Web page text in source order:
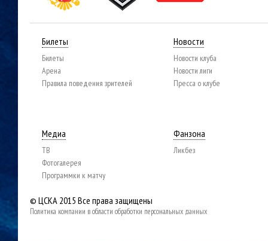
Билеты
Билеты
Арена
Правила поведения зрителей
Новости
Новости клуба
Новости лиги
Пресса о клубе
Медиа
ТВ
Фотогалерея
Программки к матчу
Фанзона
Ликбез
© ЦСКА 2015 Все права защищены
Политика компании в области обработки персональных данных